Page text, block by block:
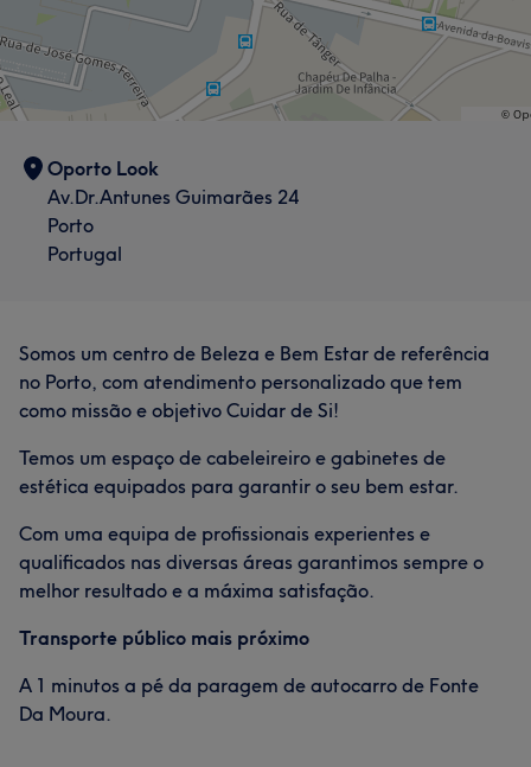
Oporto Look
Av.Dr.Antunes Guimarães 24
Porto
Portugal
Somos um centro de Beleza e Bem Estar de referência
no Porto, com atendimento personalizado que tem
como missão e objetivo Cuidar de Si!
Temos um espaço de cabeleireiro e gabinetes de
estética equipados para garantir o seu bem estar.
Com uma equipa de profissionais experientes e
qualificados nas diversas áreas garantimos sempre o
melhor resultado e a máxima satisfação.
Transporte público mais próximo
A 1 minutos a pé da paragem de autocarro de Fonte
Da Moura.